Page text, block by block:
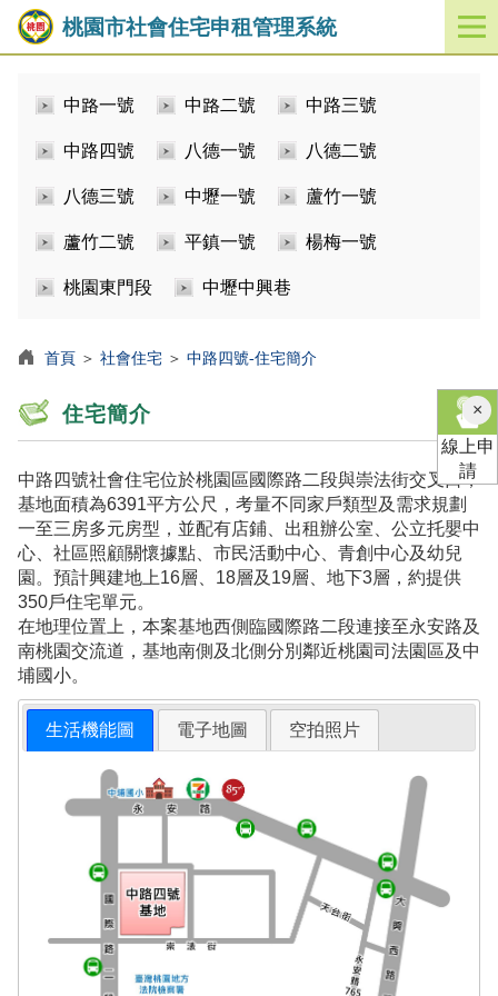
桃園市社會住宅申租管理系統
開
啟
中路一號 中路二號 中路三號
中路四號 八德一號 八德二號
八德三號 中壢一號 蘆竹一號
蘆竹二號 平鎮一號 楊梅一號
桃園東門段 中壢中興巷
首頁 ＞ 社會住宅 ＞ 中路四號-住宅簡介
住宅簡介
中路四號社會住宅位於桃園區國際路二段與崇法街交叉口，
基地面積為6391平方公尺，考量不同家戶類型及需求規劃
一至三房多元房型，並配有店鋪、出租辦公室、公立托嬰中
心、社區照顧關懷據點、市民活動中心、青創中心及幼兒
園。預計興建地上16層、18層及19層、地下3層，約提供
350戶住宅單元。
在地理位置上，本案基地西側臨國際路二段連接至永安路及
南桃園交流道，基地南側及北側分別鄰近桃園司法園區及中
埔國小。
生活機能圖 電子地圖 空拍照片
×關
閉
線上申
請